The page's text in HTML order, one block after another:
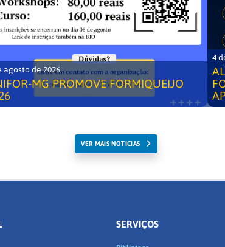
agosto de 2026
MG PROMOVE FORMIQUEIJO
4
VER MAIS NOTICIAS
SERVIÇOS